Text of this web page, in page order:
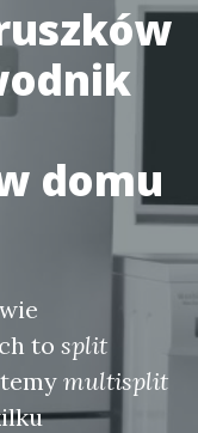
domu
to split
multisplit